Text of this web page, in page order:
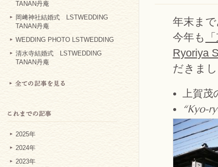
TANAN丹庵
岡﨑神社結婚式 LSTWEDDING
TANAN丹庵
WEDDING PHOTO LSTWEDDING
清水寺結婚式 LSTWEDDING
TANAN丹庵
2025年
2024年
2023年
年末ま
今年も
Ryoriya
だきま
上賀
“Kyo-